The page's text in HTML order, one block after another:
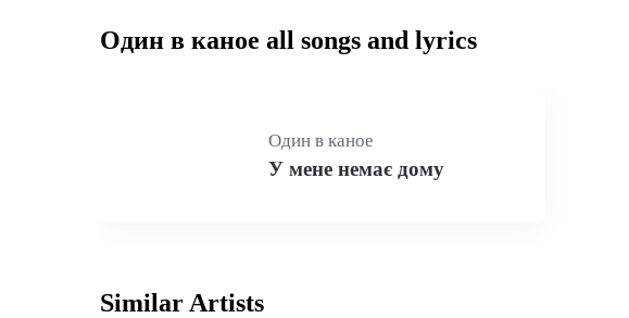
Один в каное all songs and lyrics
Один в каное
У мене немає дому
Similar Artists